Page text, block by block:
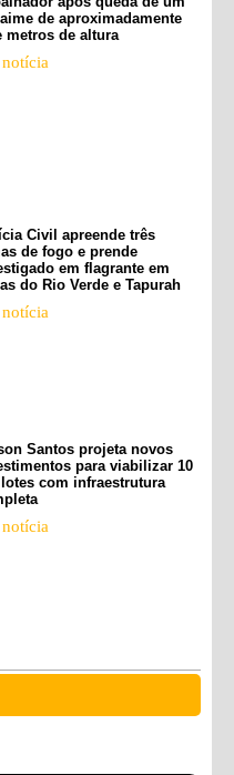
de aproximadamente
metros de altura
Civil apreende três
de fogo e prende
em flagrante em
do Rio Verde e Tapurah
Santos projeta novos
para viabilizar 10
com infraestrutura